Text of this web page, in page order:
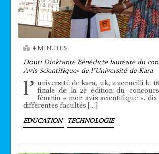
4 MINUTES
Douti Dioktante Bénédicte lauréate du
Avis Scientifique» de l’Université de Kara
l’ université de kara, uk, a accueilli le
finale de la 2è édition du
féminin « mon avis scientifique ».
différentes facultés […]
EDUCATION TECHNOLOGIE